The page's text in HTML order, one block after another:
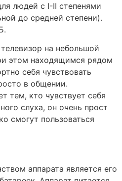
людей с I-II степенями
до средней степени).
на небольшой
этом находящимся рядом
себя чувствовать
в общении.
тем, кто чувствует себя
слуха, он очень прост
смогут пользоваться
аппарата является его